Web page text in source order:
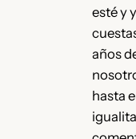
esté y
años
hasta